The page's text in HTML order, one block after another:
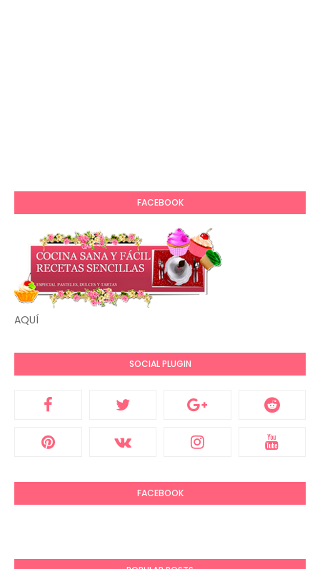
FACEBOOK
AQUÍ
SOCIAL PLUGIN
FACEBOOK